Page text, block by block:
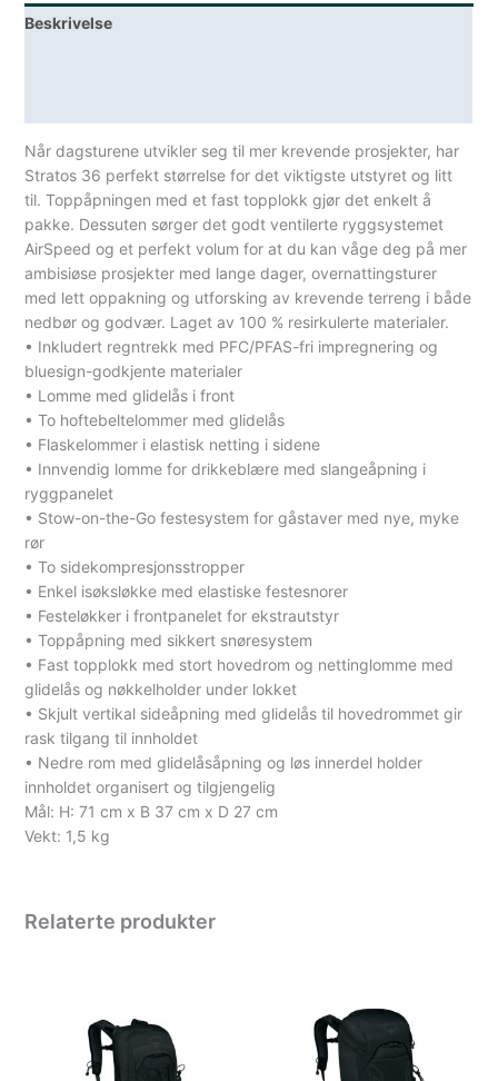
Beskrivelse
Når dagsturene utvikler seg til mer krevende prosjekter, har
Stratos 36 perfekt størrelse for det viktigste utstyret og litt
til. Toppåpningen med et fast topplokk gjør det enkelt å
pakke. Dessuten sørger det godt ventilerte ryggsystemet
AirSpeed og et perfekt volum for at du kan våge deg på mer
ambisiøse prosjekter med lange dager, overnattingsturer
med lett oppakning og utforsking av krevende terreng i både
nedbør og godvær. Laget av 100 % resirkulerte materialer.
• Inkludert regntrekk med PFC/PFAS-fri impregnering og
bluesign-godkjente materialer
• Lomme med glidelås i front
• To hoftebeltelommer med glidelås
• Flaskelommer i elastisk netting i sidene
• Innvendig lomme for drikkeblære med slangeåpning i
ryggpanelet
• Stow-on-the-Go festesystem for gåstaver med nye, myke
rør
• To sidekompresjonsstropper
• Enkel isøksløkke med elastiske festesnorer
• Festeløkker i frontpanelet for ekstrautstyr
• Toppåpning med sikkert snøresystem
• Fast topplokk med stort hovedrom og nettinglomme med
glidelås og nøkkelholder under lokket
• Skjult vertikal sideåpning med glidelås til hovedrommet gir
rask tilgang til innholdet
• Nedre rom med glidelåsåpning og løs innerdel holder
innholdet organisert og tilgjengelig
Mål: H: 71 cm x B 37 cm x D 27 cm
Vekt: 1,5 kg
Relaterte produkter